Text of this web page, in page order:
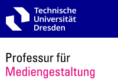
Zur Hauptnavigation springen
Zur Suche springen
Zum Inhalt springen